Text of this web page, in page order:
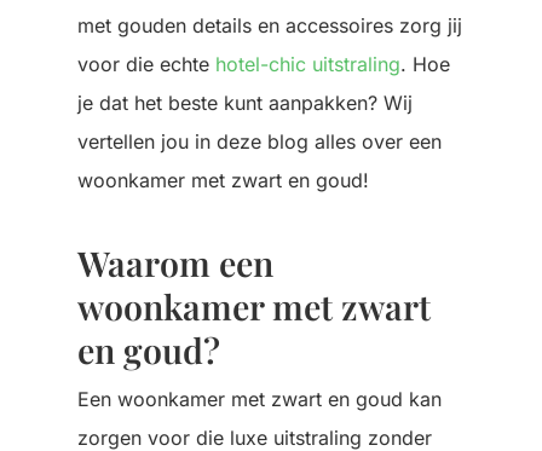
met gouden details en accessoires zorg jij
voor die echte hotel-chic uitstraling. Hoe
je dat het beste kunt aanpakken? Wij
vertellen jou in deze blog alles over een
woonkamer met zwart en goud!
Waarom een
woonkamer met zwart
en goud?
Een woonkamer met zwart en goud kan
zorgen voor die luxe uitstraling zonder